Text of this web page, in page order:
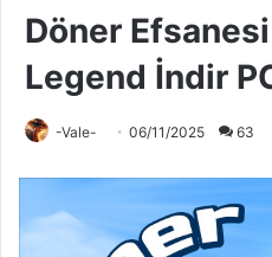
Döner
Legend İndir
-Vale- 06/11/2025 63